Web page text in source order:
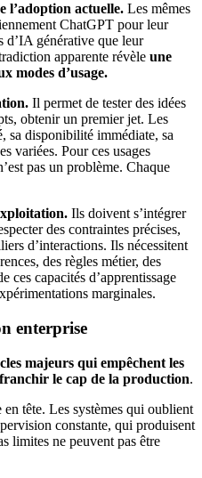
l’adoption actuelle. Les mêmes
ChatGPT pour leur
d’IA générative que leur
apparente révèle une
modes d’usage.
Il permet de tester des idées
obtenir un premier jet. Les
sa disponibilité immédiate, sa
variées. Pour ces usages
pas un problème. Chaque
Ils doivent s’intégrer
des contraintes précises,
d’interactions. Ils nécessitent
des règles métier, des
ces capacités d’apprentissage
marginales.
enterprise
majeurs qui empêchent les
le cap de la production.
en tête. Les systèmes qui oublient
constante, qui produisent
limites ne peuvent pas être